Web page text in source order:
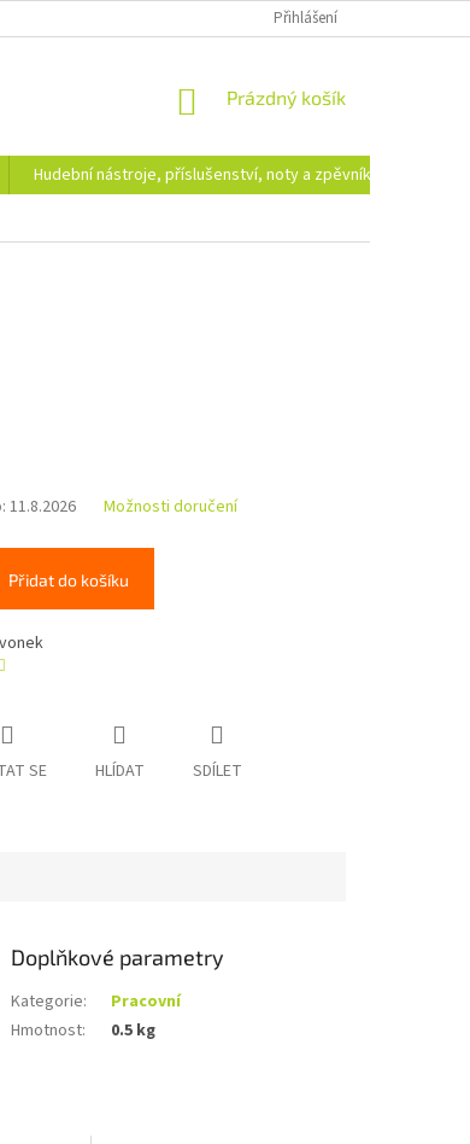
OSOBNÍCH ÚDAJŮ DOPRAVA A PLATBA
Přihlášení
NÁKUPNÍ
Prázdný košík
Hudební nástroje, příslušenství, noty a zpěvníky
11.8.2026 Možnosti doručení
Přidat do košíku
SE HLÍDAT SDÍLET
Doplňkové parametry
Kategorie:
Pracovní
Hmotnost: 0.5 kg